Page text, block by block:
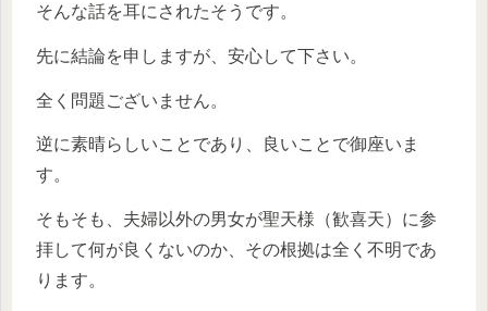
そんな話を耳にされたそうです。
先に結論を申しますが、安心して下さい。
全く問題ございません。
逆に素晴らしいことであり、良いことで御座いま
す。
そもそも、夫婦以外の男女が聖天様（歓喜天）に参
拝して何が良くないのか、その根拠は全く不明であ
ります。